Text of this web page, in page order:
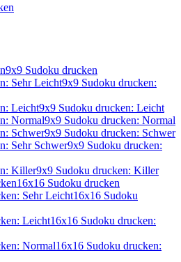
9x9 Sudoku drucken
9x9 Sudoku drucken:
9x9 Sudoku drucken: Leicht
9x9 Sudoku drucken: Normal
9x9 Sudoku drucken: Schwer
9x9 Sudoku drucken:
9x9 Sudoku drucken: Killer
16x16 Sudoku drucken
16x16 Sudoku
16x16 Sudoku drucken:
16x16 Sudoku drucken: